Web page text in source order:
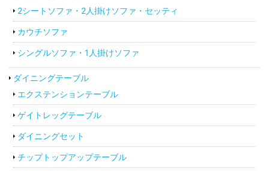
2シートソファ・2人掛けソファ・セッティ
カウチソファ
シングルソファ・1人掛けソファ
ダイニングテーブル
エクステンションテーブル
ゲイトレッグテーブル
ダイニングセット
チップトップアップテーブル